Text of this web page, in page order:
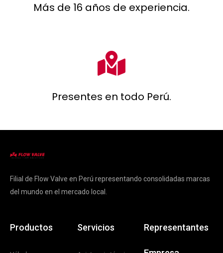
Más de 16 años de experiencia.
Presentes en todo Perú.
Filial de Flow Valve en Perú representando consolidadas marcas
del mundo en el mercado local.
Productos Servicios Representantes